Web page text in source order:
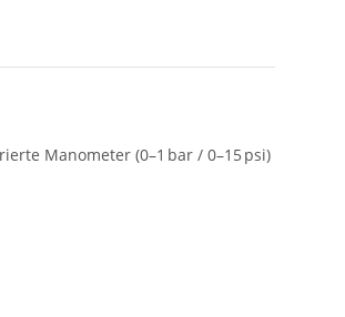
Manometer (0–1 bar / 0–15 psi)